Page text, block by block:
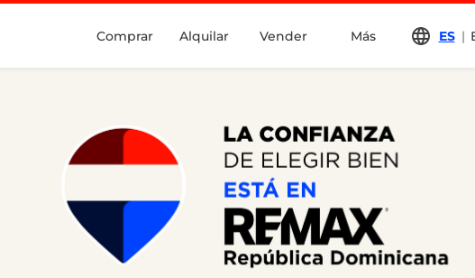
Comprar Alquilar Vender Más ES |